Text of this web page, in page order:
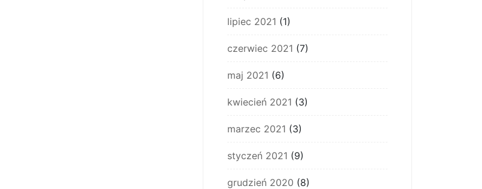
lipiec 2021 (1)
czerwiec 2021 (7)
maj 2021 (6)
kwiecień 2021 (3)
marzec 2021 (3)
styczeń 2021 (9)
grudzień 2020 (8)